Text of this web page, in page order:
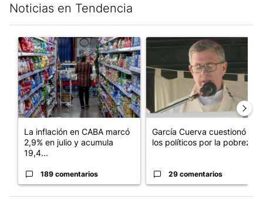
Noticias en Tendencia
Un artículo de tendencia con el título "La inflación en CABA
La inflación en CABA marcó
2,9% en julio y acumula
19,4...
189 comentarios
Un artículo de tendencia con
García Cuerva cuestionó a
los políticos por la pobreza
29 comentarios